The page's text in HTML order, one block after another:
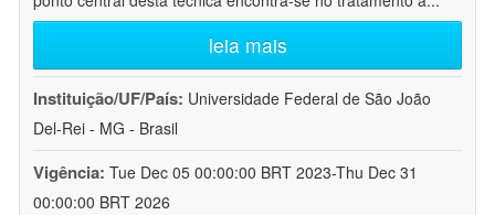
leia mais
Instituição/UF/País: Universidade Federal de São João
Del-Rei - MG - Brasil
Vigência: Tue Dec 05 00:00:00 BRT 2023-Thu Dec 31
00:00:00 BRT 2026